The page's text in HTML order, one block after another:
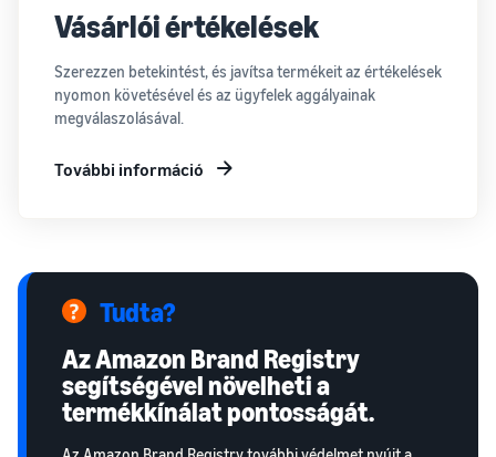
Vásárlói értékelések
Szerezzen betekintést, és javítsa termékeit az értékelések
nyomon követésével és az ügyfelek aggályainak
megválaszolásával.
További információ
Tudta?
Az Amazon Brand Registry
segítségével növelheti a
termékkínálat pontosságát.